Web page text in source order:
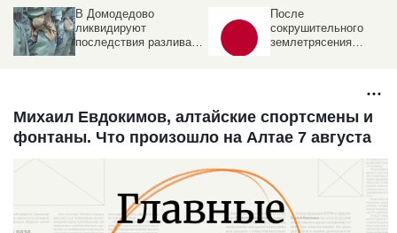
В Домодедово
ликвидируют
последствия разлива
После
сокрушительного
землетрясения
Михаил Евдокимов, алтайские спортсмены и
фонтаны. Что произошло на Алтае 7 августа